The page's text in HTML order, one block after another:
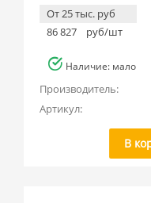
От 25 тыс. руб
86 827
руб/шт
Наличие: мало
Производитель:
Артикул:
В